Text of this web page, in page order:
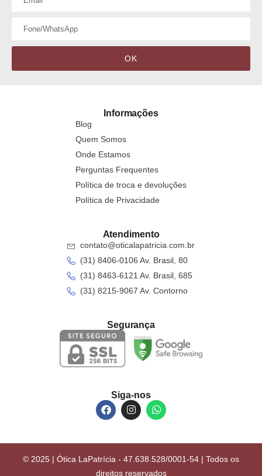
OK
Informações
Blog
Quem Somos
Onde Estamos
Perguntas Frequentes
Política de troca e devoluções
Política de Privacidade
Atendimento
contato@oticalapatricia.com.br
(31) 8406-0106 Av. Brasil, 80
(31) 8463-6121 Av. Brasil, 685
(31) 8215-9067 Av. Contorno
Segurança
Siga-nos
© 2025 | Ótica LaPatrícia - 47.638.528/0001-54 | Todos os
direitos reservados